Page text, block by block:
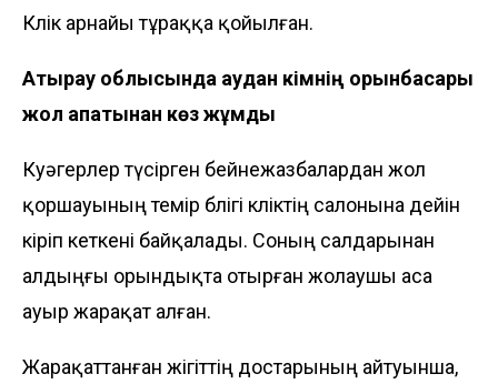
Көлік арнайы тұраққа қойылған.
Атырау облысында аудан әкімнің орынбасары
жол апатынан көз жұмды
Куәгерлер түсірген бейнежазбалардан жол
қоршауының темір бөлігі көліктің салонына дейін
кіріп кеткені байқалады. Соның салдарынан
алдыңғы орындықта отырған жолаушы аса
ауыр жарақат алған.
Жарақаттанған жігіттің достарының айтуынша,